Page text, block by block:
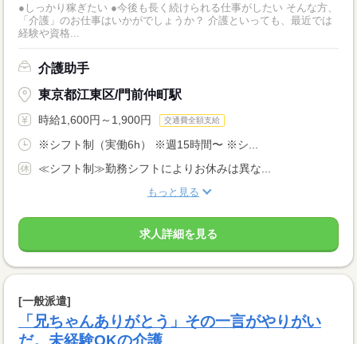
●しっかり稼ぎたい ●今後も長く続けられる仕事がしたい そんな方、
「介護」のお仕事はいかがでしょうか？ 介護といっても、最近では
経験や資格...
介護助手
東京都江東区/門前仲町駅
時給1,600円～1,900円 交通費全額支給
※シフト制（実働6h） ※週15時間〜 ※シ...
≪シフト制≫勤務シフトによりお休みは異な...
もっと見る
求人詳細を見る
[一般派遣]
「兄ちゃんありがとう」その一言がやりがい
だ。未経験OKの介護